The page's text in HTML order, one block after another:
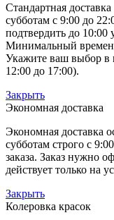
Стандартная
субботам с 9:00 до
подтвердить до 10:00
Минимальный
Укажите ваш выбор в
12:00 до 17:00).
Закрыть
Экономная доставка
Экономная доставка
субботам строго с
заказа. Заказ нужно
действует только на
Закрыть
Колеровка красок